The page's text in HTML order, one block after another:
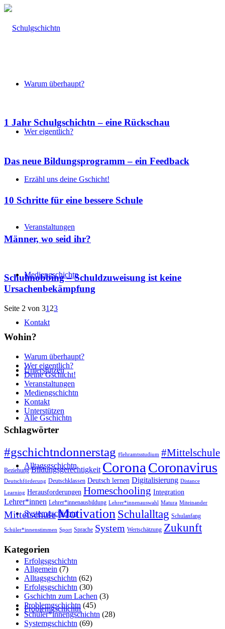
Warum überhaupt?
Wer eigentlich?
Erzähl uns deine Gschicht!
Veranstaltungen
Mediengschichtn
Kontakt
Unterstützen
Alle Gschichtn
Alltagsgschichtn
Systemgschichtn
Erfolgsgschichtn
Problemgschichtn
1 Jahr Schulgschichtn – eine Rückschau
Das neue Bildungsprogramm – ein Feedback
10 Schritte für eine bessere Schule
Männer, wo seid ihr?
Schulmobbing – Schuldzuweisung ist keine
Ursachenbekämpfung
Seite 2 von 31 23
Wohin?
Warum überhaupt?
Wer eigentlich?
Deine Gschicht!
Veranstaltungen
Mediengschichtn
Kontakt
Unterstützen
Schlagwörter
#gschichtndonnerstag #lehramtsstudium #Mittelschule
Beziehung Bildungsgerechtigkeit Corona Coronavirus
Deutschförderung Deutschklassen Deutsch lernen Digitalisierung Distance
Learning Herausforderungen Homeschooling Integration
Lehrer*innen Lehrer*innenausbildung Lehrer*innenauswahl Matura Miteinander
MittelschuleMotivationSchulalltag Schulanfang
Schüler*innenstimmen Sport Sprache System Wertschätzung Zukunft
Kategorien
Allgemein (7)
Alltagsgschichtn (62)
Erfolgsgschichtn (30)
Gschichtn zum Lachen (3)
Problemgschichtn (45)
Schüler*innengschichtn (28)
Systemgschichtn (69)